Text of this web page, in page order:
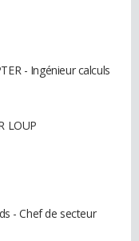
- Ingénieur calculs
LOUP
- Chef de secteur